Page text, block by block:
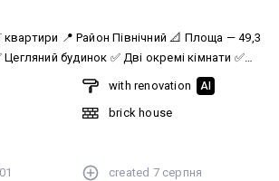
📐 Площа — 49,3
Цегляний будинок ✅ Дві окремі кімнати ✅
✅ Просторий балкон ✅ Централізоване
000 $ 📞 За детальною інформацією та
Анастасія 068 137 66 71 АН «Рівненська
with renovation AI
brick house
created 7 серпня